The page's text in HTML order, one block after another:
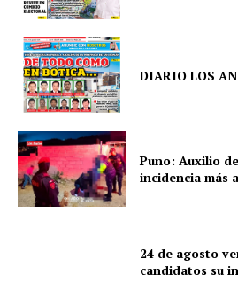
DIARIO LOS
Puno: Auxilio
incidencia más
24 de agosto
candidatos su